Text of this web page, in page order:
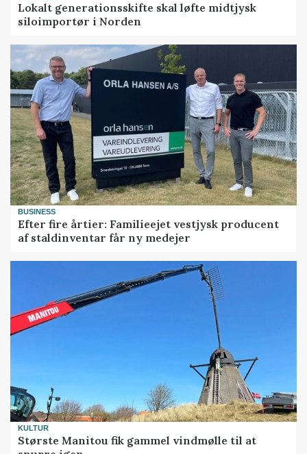
Lokalt generationsskifte skal løfte midtjysk
siloimportør i Norden
BUSINESS
Efter fire årtier: Familieejet vestjysk producent
af staldinventar får ny medejer
KULTUR
Største Manitou fik gammel vindmølle til at